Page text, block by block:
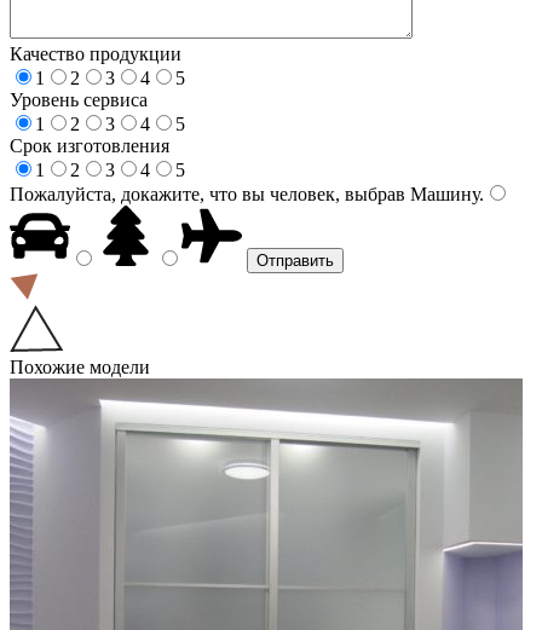
Качество продукции
1
2 3 4
5
Уровень сервиса
1
2 3 4
5
Срок изготовления
1
2 3 4
5
Пожалуйста, докажите, что вы человек, выбрав Машину.
Похожие модели